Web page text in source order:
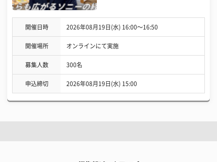
開催日時 2026年08月19日(水) 16:00〜16:50
開催場所 オンラインにて実施
募集人数 300名
申込締切 2026年08月19日(水) 15:00